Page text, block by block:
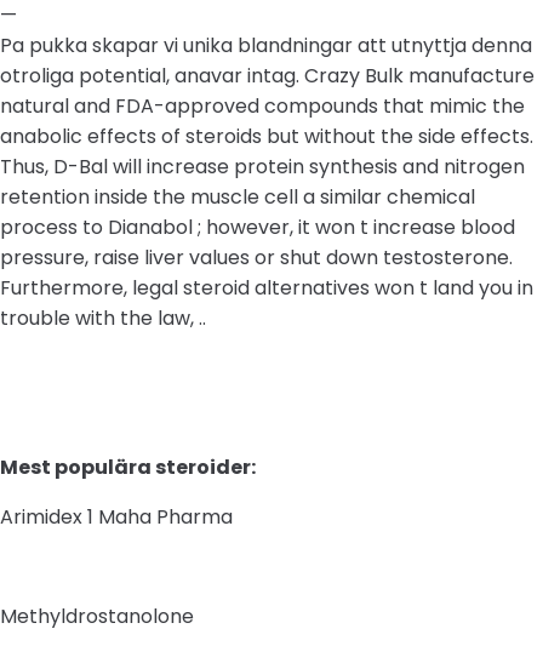
—
Pa pukka skapar vi unika blandningar att utnyttja denna
otroliga potential, anavar intag. Crazy Bulk manufacture
natural and FDA-approved compounds that mimic the
anabolic effects of steroids but without the side effects.
Thus, D-Bal will increase protein synthesis and nitrogen
retention inside the muscle cell a similar chemical
process to Dianabol ; however, it won t increase blood
pressure, raise liver values or shut down testosterone.
Furthermore, legal steroid alternatives won t land you in
trouble with the law, ..
Mest populära steroider:
Arimidex 1 Maha Pharma
Methyldrostanolone